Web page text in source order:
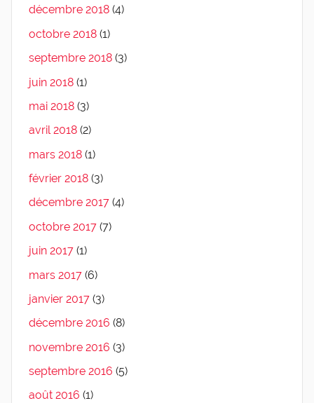
décembre 2018 (4)
octobre 2018 (1)
septembre 2018 (3)
juin 2018 (1)
mai 2018 (3)
avril 2018 (2)
mars 2018 (1)
février 2018 (3)
décembre 2017 (4)
octobre 2017 (7)
juin 2017 (1)
mars 2017 (6)
janvier 2017 (3)
décembre 2016 (8)
novembre 2016 (3)
septembre 2016 (5)
août 2016 (1)